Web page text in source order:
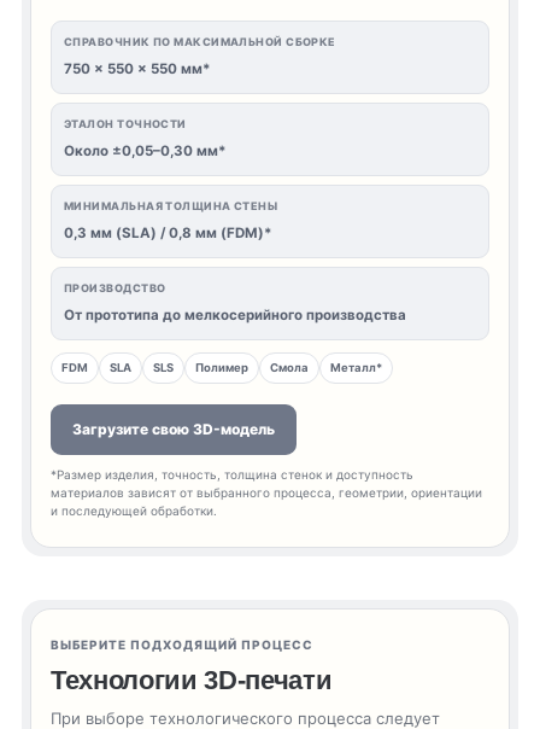
СПРАВОЧНИК ПО МАКСИМАЛЬНОЙ СБОРКЕ
750 × 550 × 550 мм*
ЭТАЛОН ТОЧНОСТИ
Около ±0,05–0,30 мм*
МИНИМАЛЬНАЯ ТОЛЩИНА СТЕНЫ
0,3 мм (SLA) / 0,8 мм (FDM)*
ПРОИЗВОДСТВО
От прототипа до мелкосерийного производства
FDM SLA SLS Полимер Смола Металл*
Загрузите свою 3D-модель
*Размер изделия, точность, толщина стенок и доступность
материалов зависят от выбранного процесса, геометрии, ориентации
и последующей обработки.
ВЫБЕРИТЕ ПОДХОДЯЩИЙ ПРОЦЕСС
Технологии 3D-печати
При выборе технологического процесса следует